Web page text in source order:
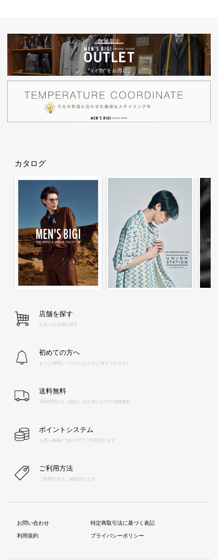
カタログ
店舗を探す
お近くの店舗を探す
初めての方へ
もっと便利に！たのしむために覚えておきたい
送料無料
10,000円以上（税込）のお買い上げで送料無料
ポイントシステム
お買い物毎に1pt=1円でご利用頂けます
ご利用方法
ご利用方法をご確認頂けます
お問い合わせ
利用規約
特定商取引法に基づく表記
プライバシーポリシー